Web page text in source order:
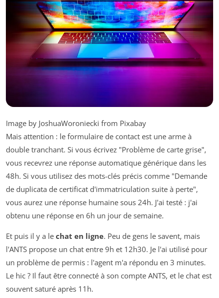
Image by JoshuaWoroniecki from Pixabay
Mais attention : le formulaire de contact est une arme à
double tranchant. Si vous écrivez "Problème de carte grise",
vous recevrez une réponse automatique générique dans les
48h. Si vous utilisez des mots-clés précis comme "Demande
de duplicata de certificat d'immatriculation suite à perte",
vous aurez une réponse humaine sous 24h. J'ai testé : j'ai
obtenu une réponse en 6h un jour de semaine.
Et puis il y a le chat en ligne. Peu de gens le savent, mais
l'ANTS propose un chat entre 9h et 12h30. Je l'ai utilisé pour
un problème de permis : l'agent m'a répondu en 3 minutes.
Le hic ? Il faut être connecté à son compte ANTS, et le chat est
souvent saturé après 11h.